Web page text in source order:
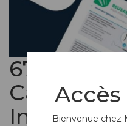
67040INT-
Accès
Bienvenue chez